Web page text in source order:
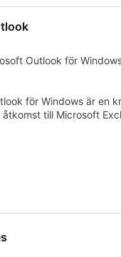
Outlook för
för Windows är en
till Microsoft